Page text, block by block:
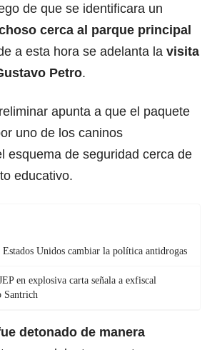
de que se identificara un
cerca al parque principal
a esta hora se adelanta la visita
Petro.
apunta a que el paquete
uno de los caninos
esquema de seguridad cerca de
educativo.
Unidos cambiar la política antidrogas
en explosiva carta señala a exfiscal
Santrich
detonado de manera